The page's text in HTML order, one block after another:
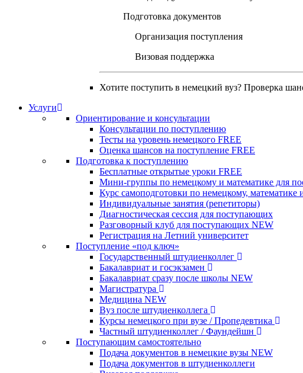
Подготовка документов
Организация поступления
Визовая поддержка
Хотите поступить в немецкий вуз? Проверка
Услуги
Ориентирование и консультации
Консультации по поступлению
Тесты на уровень немецкого FREE
Оценка шансов на поступление FREE
Подготовка к поступлению
Бесплатные открытые уроки FREE
Мини-группы по немецкому и математике для
Курс самоподготовки по немецкому,
Индивидуальные занятия (репетиторы)
Диагностическая сессия для поступающих
Разговорный клуб для поступающих NEW
Регистрация на Летний университет
Поступление «под ключ»
Государственный штудиенколлег
Бакалавриат и госэкзамен
Бакалавриат сразу после школы NEW
Магистратура
Медицина NEW
Вуз после штудиенколлега
Курсы немецкого при вузе / Пропедевтика
Частный штудиенколлег / Фаундейшн
Поступающим самостоятельно
Подача документов в немецкие вузы NEW
Подача документов в штудиенколлеги